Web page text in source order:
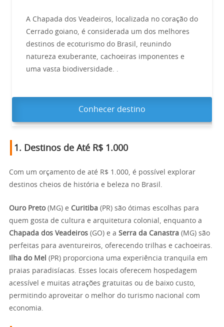
A Chapada dos Veadeiros, localizada no coração do
Cerrado goiano, é considerada um dos melhores
destinos de ecoturismo do Brasil, reunindo
natureza exuberante, cachoeiras imponentes e
uma vasta biodiversidade. .
Conhecer destino
1. Destinos de Até R$ 1.000
Com um orçamento de até R$ 1.000, é possível explorar
destinos cheios de história e beleza no Brasil.
Ouro Preto(MG) e Curitiba (PR) são ótimas escolhas para
quem gosta de cultura e arquitetura colonial, enquanto a
Chapada dos Veadeiros (GO) e a Serra da Canastra (MG) são
perfeitas para aventureiros, oferecendo trilhas e cachoeiras.
Ilha do Mel (PR) proporciona uma experiência tranquila em
praias paradisíacas. Esses locais oferecem hospedagem
acessível e muitas atrações gratuitas ou de baixo custo,
permitindo aproveitar o melhor do turismo nacional com
economia.